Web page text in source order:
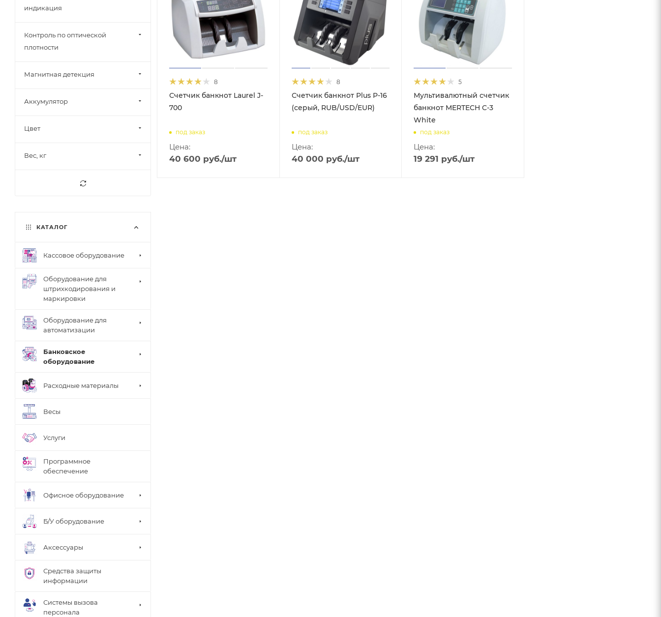
8
Счетчик банкнот Laurel J-
700
под заказ
Цена:
40 600 руб./шт
8
Счетчик банкнот Plus P-16
(серый, RUB/USD/EUR)
под заказ
Цена:
40 000 руб./шт
5
Мультивалютный счетчик
банкнот MERTECH C-3
White
под заказ
Цена:
19 291 руб./шт
индикация
Контроль по оптической
плотности
Магнитная детекция
Аккумулятор
Цвет
Вес, кг
КАТАЛОГ
Кассовое оборудование
Оборудование для
штрихкодирования и
маркировки
Оборудование для
автоматизации
Банковское
оборудование
Расходные материалы
Весы
Услуги
Программное
обеспечение
Офисное оборудование
Б/У оборудование
Аксессуары
Средства защиты
информации
Системы вызова
персонала